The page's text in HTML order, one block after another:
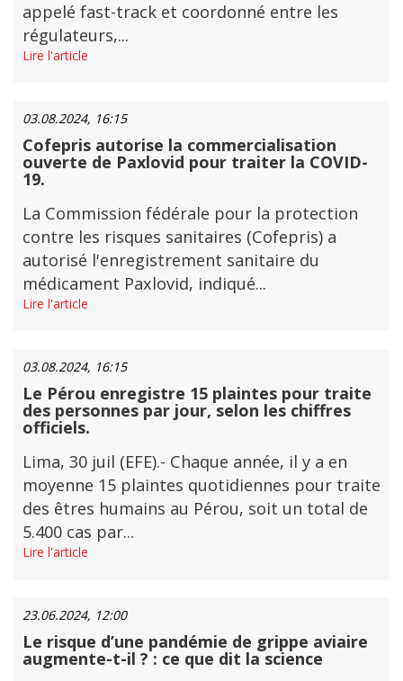
appelé fast-track et coordonné entre les
régulateurs,...
Lire l'article
03.08.2024, 16:15
Cofepris autorise la commercialisation
ouverte de Paxlovid pour traiter la COVID-
19.
La Commission fédérale pour la protection
contre les risques sanitaires (Cofepris) a
autorisé l'enregistrement sanitaire du
médicament Paxlovid, indiqué...
Lire l'article
03.08.2024, 16:15
Le Pérou enregistre 15 plaintes pour traite
des personnes par jour, selon les chiffres
officiels.
Lima, 30 juil (EFE).- Chaque année, il y a en
moyenne 15 plaintes quotidiennes pour traite
des êtres humains au Pérou, soit un total de
5.400 cas par...
Lire l'article
23.06.2024, 12:00
Le risque d’une pandémie de grippe aviaire
augmente-t-il ? : ce que dit la science